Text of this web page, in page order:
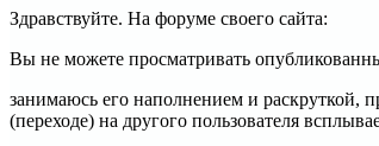
Здравствуйте. На форуме своего сайта:
Вы не можете просматривать
занимаюсь его наполнением и раскруткой,
(переходе) на другого пользователя